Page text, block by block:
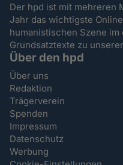
Der hpd ist mit mehreren
Jahr das wichtigste
humanistischen Szene
Grundsatztexte zu
Über den hpd
Über uns
Redaktion
Trägerverein
Spenden
Impressum
Datenschutz
Werbung